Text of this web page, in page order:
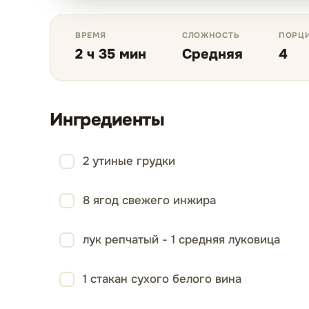
ВРЕМЯ
2 ч 35 мин
СЛОЖНОСТЬ
Средняя 4
Ингредиенты
2 утиные грудки
8 ягод свежего инжира
лук репчатый - 1 средняя луковица
1 стакан сухого белого вина